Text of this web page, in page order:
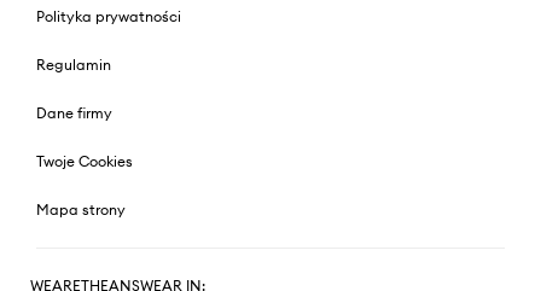
Polityka prywatności
Regulamin
Dane firmy
Twoje Cookies
Mapa strony
WEARETHEANSWEAR IN: